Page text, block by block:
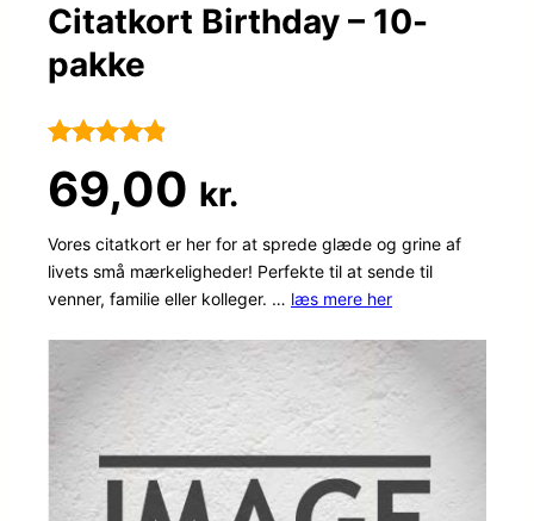
Citatkort Birthday – 10-
pakke
som4.8
ud af 5
baseret på
kundebedø
69,00 kr.
Vores citatkort er her for at sprede glæde og grine af
livets små mærkeligheder! Perfekte til at sende til
venner, familie eller kolleger. … læs mere her